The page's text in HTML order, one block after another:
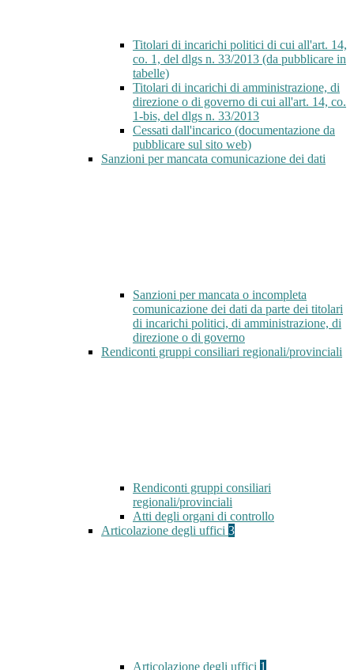
Titolari di incarichi politici di cui all'art. 14,
co. 1, del dlgs n. 33/2013 (da pubblicare in
tabelle)
Titolari di incarichi di amministrazione, di
direzione o di governo di cui all'art. 14, co.
1-bis, del dlgs n. 33/2013
Cessati dall'incarico (documentazione da
pubblicare sul sito web)
Sanzioni per mancata comunicazione dei dati
Sanzioni per mancata o incompleta
comunicazione dei dati da parte dei titolari
di incarichi politici, di amministrazione, di
direzione o di governo
Rendiconti gruppi consiliari regionali/provinciali
Rendiconti gruppi consiliari
regionali/provinciali
Atti degli organi di controllo
Articolazione degli uffici 3
Articolazione degli uffici 1